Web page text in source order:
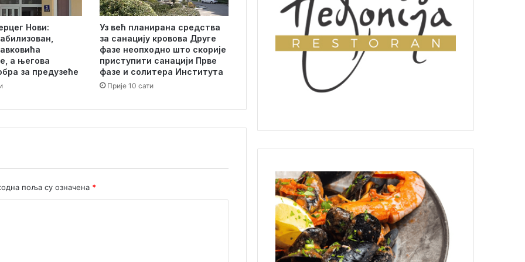
е
ђ
у
н
а
р
и
б
а
Нови:
а његова
за предузеће
Уз већ планирана средства
за санацију кровова Друге
фазе неопходно што скорије
приступити санацији Прве
фазе и солитера Института
Прије 10 сати
поља су означена *